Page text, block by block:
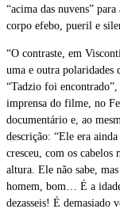
“acima das nuvens”
corpo efebo, pueril e
“O contraste, em
uma e outra polaridades
“Tadzio foi
imprensa do filme, no
documentário e, ao
descrição: “Ele era
cresceu, com os
altura. Ele não sabe,
homem, bom… É a
dezasseis! É demasiado